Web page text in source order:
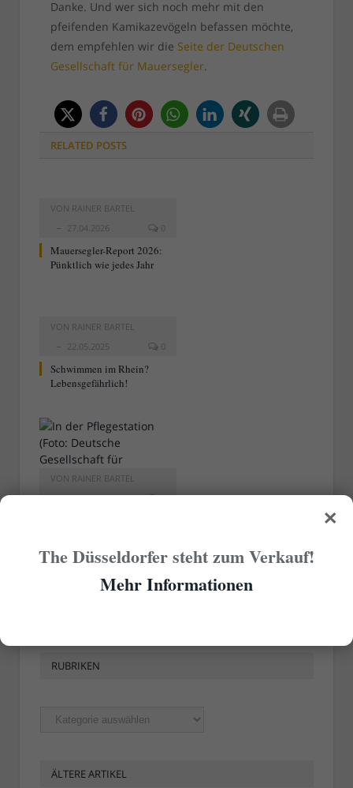
Danke. Und wer sich noch mehr mit den
pfeifenden Kamikazevögeln befassen möchte,
dem empfehlen wir die Seite der Deutschen
Gesellschaft für Mauersegler.
RELATED POSTS
VON RAINER BARTEL
27.04.2026
0
Mauersegler-Report 2026:
Pünktlich wie jedes Jahr
VON RAINER BARTEL
22.05.2025
0
Schwimmen im Rhein?
Lebensgefährlich!
VON RAINER BARTEL
27.04.2025
0
Kommentare sind gesperrt.
RUBRIKEN
Rubriken
ÄLTERE ARTIKEL
×
The Düsseldorfer steht zum Verkauf!
Mehr Informationen